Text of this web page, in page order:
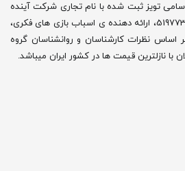
سامی تویز ثبت شده با نام تجاری شرکت آینده
نوین سام آسیا با شماره ثبت 519773، ارائه دهنده ی اسباب بازی های فکری،
اساس نظرات کارشناسان و روانشناسان گروه
با نازلترین قیمت ها در کشور ایران میباشد.